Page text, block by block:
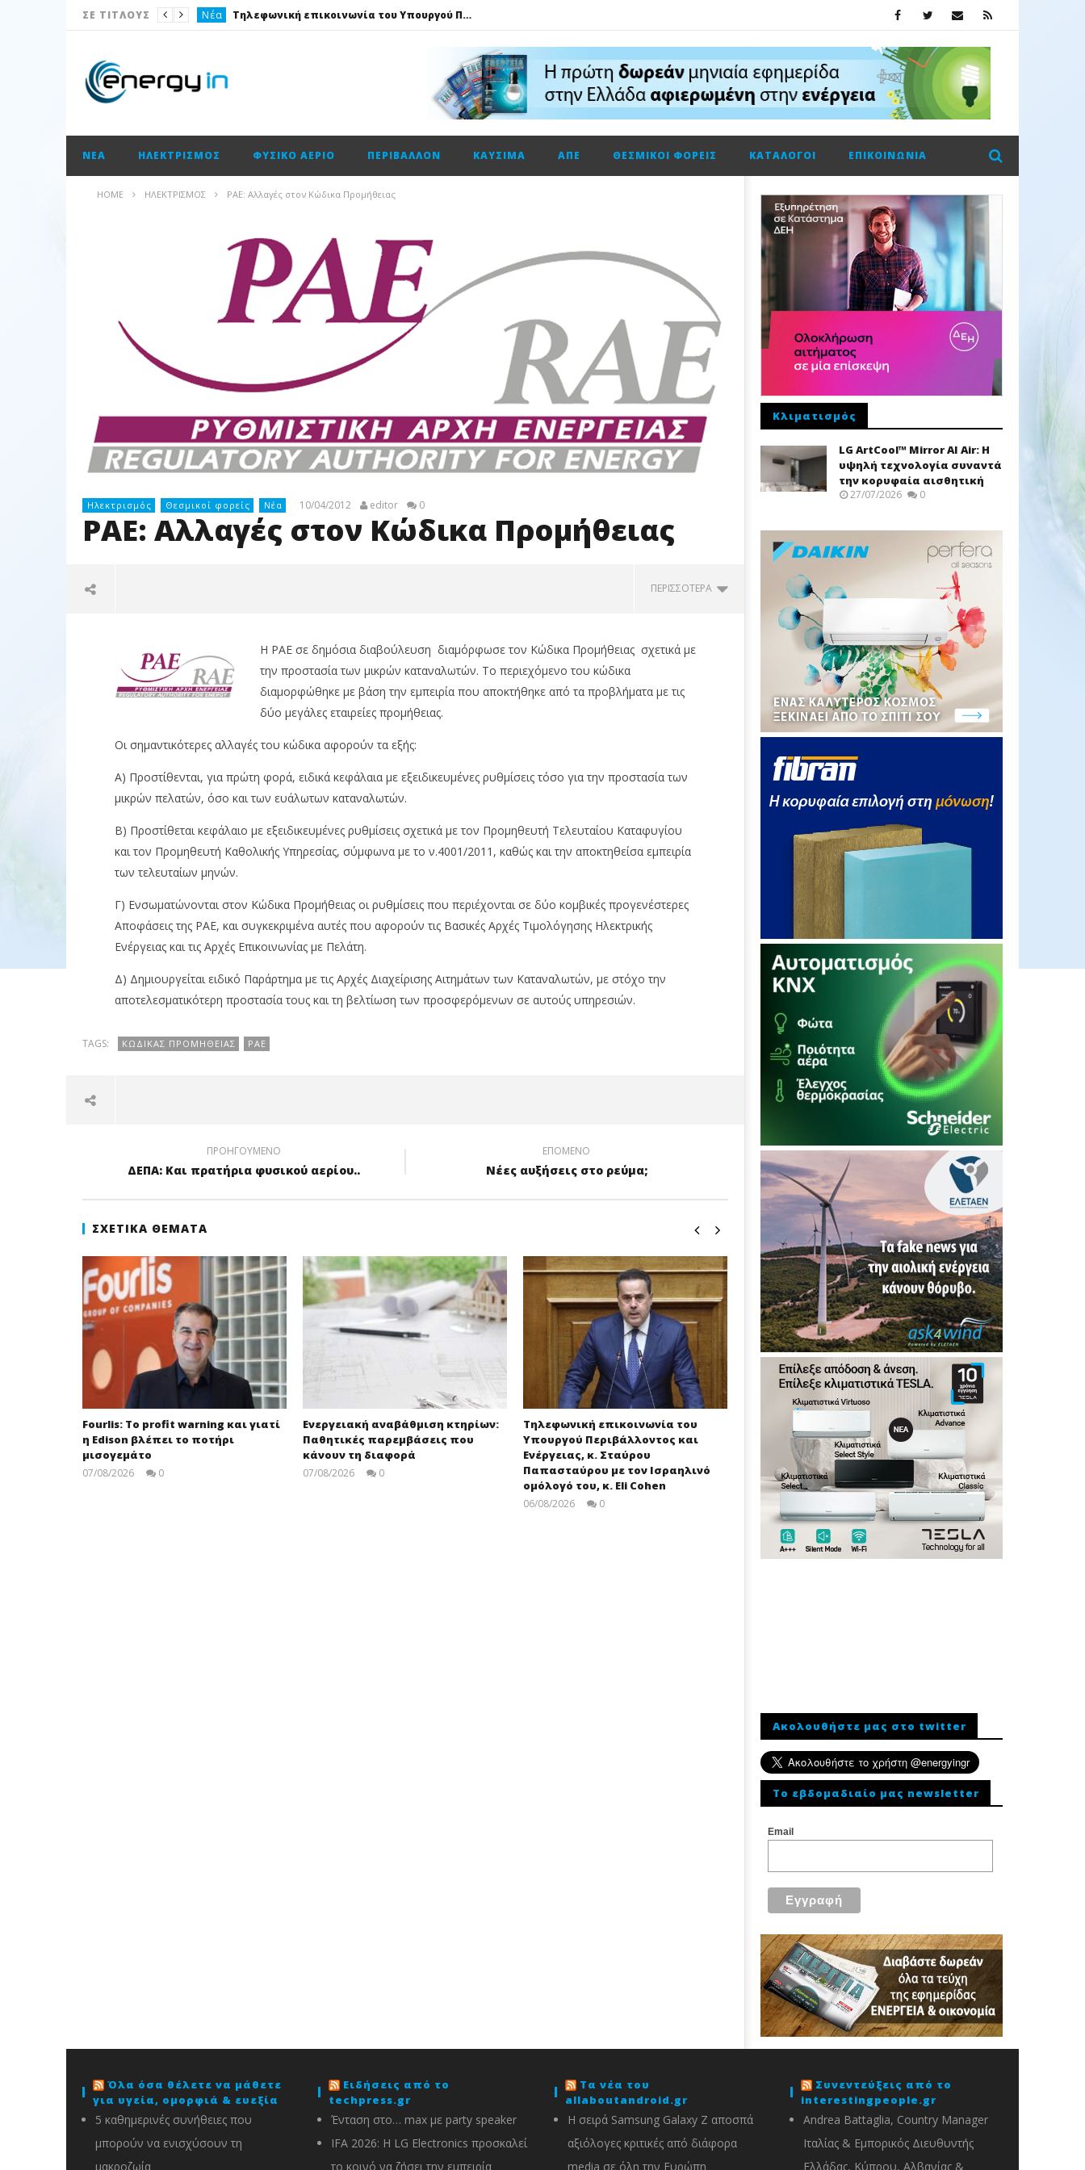
ΣΕ ΤΙΤΛΟΥΣ Νέα Τηλεφωνική επικοινωνία του Υπουργού Περιβάλλοντος και Ενέργειας, κ. Σταύρου Παπασταύρου με τον Ισραηλινό ομόλογό του, κ. Eli Cohen
Ηλεκτρισμός GSI: Η είσοδος της Meridiam αλλάζει τα δεδομένα για τη διασύνδεση Ελλάδας – Κύπρου
Ο Όμιλος AKTOR εξαγοράζει το 75% των εταιρειών ΗΛΕΚΤΩΡ και THALIS στο πλαίσιο στρατηγικής συνεργασίας με τον Όμιλο ΜΟΤΟΡ ΟΪΛ
Ισολογισμοί Metlen: Σε επίπεδο ρεκόρ τα EBITDA το εξάμηνο, στα 550 εκατ. ευρώ – Κέρδη 2,18 ευρώ ανά μετοχή
Ισολογισμοί
ΝΈΑ ΗΛΕΚΤΡΙΣΜΌΣ ΦΥΣΙΚΌ ΑΈΡΙΟ ΠΕΡΙΒΆΛΛΟΝ ΚΑΎΣΙΜΑ ΑΠΕ ΘΕΣΜΙΚΟΊ ΦΟΡΕΊΣ ΚΑΤΆΛΟΓΟΙ ΕΠΙΚΟΙΝΩΝΊΑ
HOME ΗΛΕΚΤΡΙΣΜΌΣ ΡΑΕ: Αλλαγές στον Κώδικα Προμήθειας
Ηλεκτρισμός Θεσμικοί φορείς Νέα 10/04/2012 editor 0
ΡΑΕ: Αλλαγές στον Κώδικα Προμήθειας
ΠΕΡΙΣΣΌΤΕΡΑ
NOW VIEWING
Προμήθειας
10/04/2012
ΡΑΕ: Χαμηλότερα τα πράσινα
10/04/2012
editor
το «πράσινο τιμολόγιο»
10/04/2012
editor
ΡΑΕ: Ετοιμάζει πλατφόρμα για
«whistleblowing»
Η ΡΑΕ σε δημόσια διαβούλευση διαμόρφωσε τον Κώδικα Προμήθειας σχετικά με
την προστασία των μικρών καταναλωτών. Tο περιεχόμενο του κώδικα
διαμορφώθηκε με βάση την εμπειρία που αποκτήθηκε από τα προβλήματα με τις
δύο μεγάλες εταιρείες προμήθειας.
Οι σημαντικότερες αλλαγές του κώδικα αφορούν τα εξής:
Α) Προστίθενται, για πρώτη φορά, ειδικά κεφάλαια με εξειδικευμένες ρυθμίσεις τόσο για την προστασία των
μικρών πελατών, όσο και των ευάλωτων καταναλωτών.
Β) Προστίθεται κεφάλαιο με εξειδικευμένες ρυθμίσεις σχετικά με τον Προμηθευτή Τελευταίου Καταφυγίου
και τον Προμηθευτή Καθολικής Υπηρεσίας, σύμφωνα με το ν.4001/2011, καθώς και την αποκτηθείσα εμπειρία
των τελευταίων μηνών.
Γ) Ενσωματώνονται στον Κώδικα Προμήθειας οι ρυθμίσεις που περιέχονται σε δύο κομβικές προγενέστερες
Αποφάσεις της ΡΑΕ, και συγκεκριμένα αυτές που αφορούν τις Βασικές Αρχές Τιμολόγησης Ηλεκτρικής
Ενέργειας και τις Αρχές Επικοινωνίας με Πελάτη.
Δ) Δημιουργείται ειδικό Παράρτημα με τις Αρχές Διαχείρισης Αιτημάτων των Καταναλωτών, με στόχο την
αποτελεσματικότερη προστασία τους και τη βελτίωση των προσφερόμενων σε αυτούς υπηρεσιών.
TAGS: ΚΏΔΙΚΑΣ ΠΡΟΜΉΘΕΙΑΣ ΡΑΕ
ΠΡΟΗΓΟΎΜΕΝΟ
ΔΕΠΑ: Και πρατήρια φυσικού αερίου..
ΕΠΌΜΕΝΟ
Νέες αυξήσεις στο ρεύμα;
ΣΧΕΤΙΚΆ ΘΈΜΑΤΑ
Fourlis: Το profit warning και γιατί
η Edison βλέπει το ποτήρι
μισογεμάτο
07/08/2026 0
Ενεργειακή αναβάθμιση κτηρίων:
Παθητικές παρεμβάσεις που
κάνουν τη διαφορά
07/08/2026 0
Τηλεφωνική επικοινωνία του
Υπουργού Περιβάλλοντος και
Ενέργειας, κ. Σταύρου
Παπασταύρου με τον Ισραηλινό
ομόλογό του, κ. Eli Cohen
06/08/2026 0
Κλιματισμός
LG ArtCool™ Mirror AI Air: Η
υψηλή τεχνολογία συναντά
την κορυφαία αισθητική
27/07/2026 0
Ακολουθήστε μας στο twitter
To εβδομαδιαίο μας newsletter
Email
Όλα όσα θέλετε να μάθετε
για υγεία, ομορφιά & ευεξία
5 καθημερινές συνήθειες που
μπορούν να ενισχύσουν τη
μακροζωία
Ειδήσεις από το
techpress.gr
Ένταση στο… max με party speaker
IFA 2026: Η LG Electronics προσκαλεί
το κοινό να ζήσει την εμπειρία
Τα νέα του
allaboutandroid.gr
Η σειρά Samsung Galaxy Z αποσπά
αξιόλογες κριτικές από διάφορα
media σε όλη την Ευρώπη
Συνεντεύξεις από το
interestingpeople.gr
Andrea Battaglia, Country Manager
Ιταλίας & Εμπορικός Διευθυντής
Ελλάδας, Κύπρου, Αλβανίας &